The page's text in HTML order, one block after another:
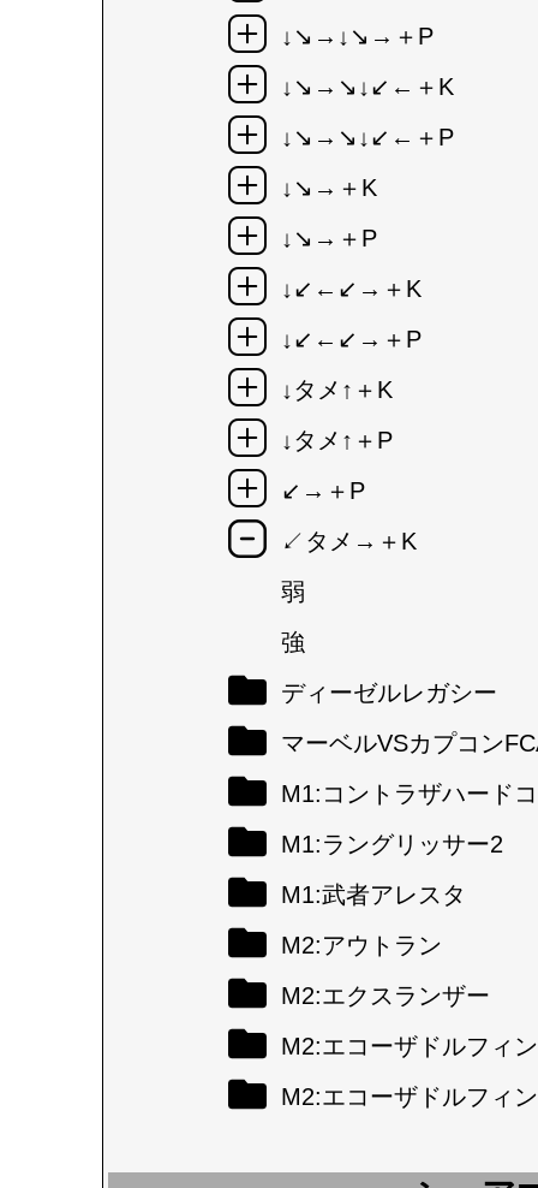
↓↘→↓↘→＋P
↓↘→↘↓↙←＋K
↓↘→↘↓↙←＋P
↓↘→＋K
↓↘→＋P
↓↙←↙→＋K
↓↙←↙→＋P
↓タメ↑＋K
↓タメ↑＋P
↙→＋P
↙タメ→＋K
弱
強
ディーゼルレガシー
マーベルVSカプコン
M1:コントラザハード
M1:ラングリッサー2
M1:武者アレスタ
M2:アウトラン
M2:エクスランザー
M2:エコーザドルフィン
M2:エコーザドルフィ